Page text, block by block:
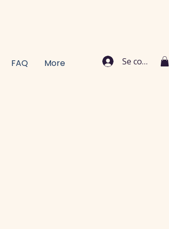
FAQ More Se connecter